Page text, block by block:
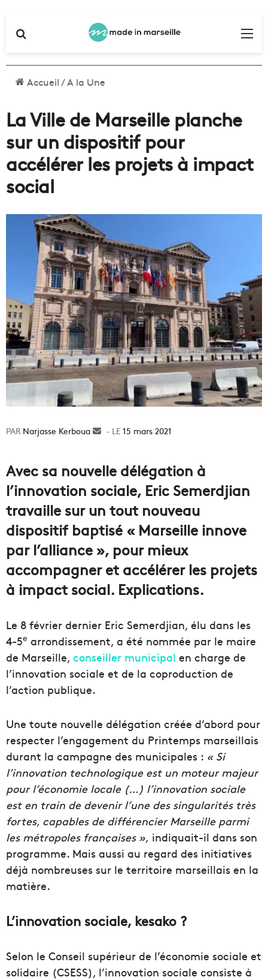
Accueil/A la Une
La Ville de Marseille planche
sur un dispositif pour
accélérer les projets à impact
social
Narjasse Kerboua
Envoyer15 mars 2021
Avec sa nouvelle délégation à
l’innovation sociale, Eric Semerdjian
travaille sur un tout nouveau
dispositif baptisé « Marseille innove
par l’alliance », pour mieux
accompagner et accélérer les projets
à impact social. Explications.
Le 8 février dernier Eric Semerdjian, élu dans les
4-5e arrondissement, a été nommée par le maire
de Marseille, conseiller municipal en charge de
l’innovation sociale et de la coproduction de
l’action publique.
Une toute nouvelle délégation créée d’abord pour
respecter l’engagement du Printemps marseillais
durant la campagne des municipales : « Si
l’innovation technologique est un moteur majeur
pour l’économie locale (…) l’innovation sociale
est en train de devenir l’une des singularités très
fortes, capables de différencier Marseille parmi
les métropoles françaises », indiquait-il dans son
programme. Mais aussi au regard des initiatives
déjà nombreuses sur le territoire marseillais en la
matière.
L’innovation sociale, kesako ?
Selon le Conseil supérieur de l’économie sociale et
solidaire (CSESS), l’innovation sociale consiste à